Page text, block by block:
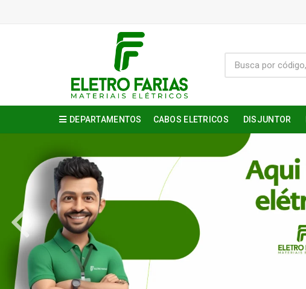
DEPARTAMENTOS CABOS ELETRICOS DISJUNTOR